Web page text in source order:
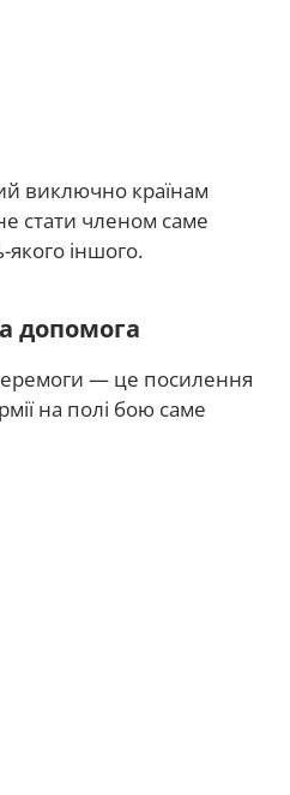
виключно країнам
стати членом саме
якого іншого.
допомога
— це посилення
на полі бою саме